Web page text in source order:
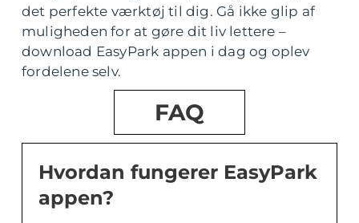
det perfekte værktøj til dig. Gå ikke glip af
muligheden for at gøre dit liv lettere –
download EasyPark appen i dag og oplev
fordelene selv.
FAQ
Hvordan fungerer EasyPark
appen?